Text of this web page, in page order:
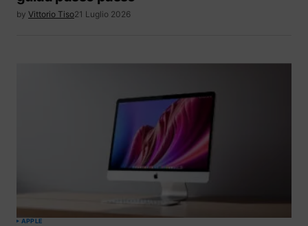
by Vittorio Tiso21 Luglio 2026
APPLE